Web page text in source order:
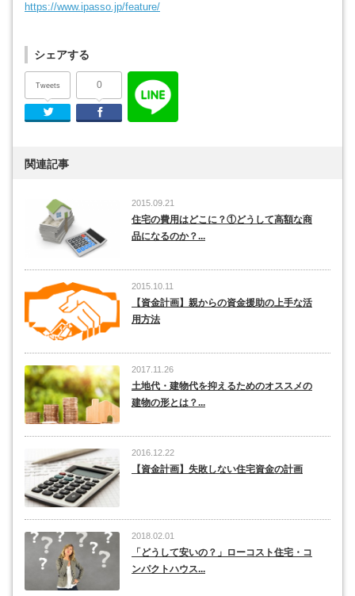
https://www.ipasso.jp/feature/
シェアする
Tweets
Twitter
0
Facebook
関連記事
2015.09.21
住宅の費用はどこに？①どうして高額な商
品になるのか？...
2015.10.11
【資金計画】親からの資金援助の上手な活
用方法
2017.11.26
土地代・建物代を抑えるためのオススメの
建物の形とは？...
2016.12.22
【資金計画】失敗しない住宅資金の計画
2018.02.01
「どうして安いの？」ローコスト住宅・コ
ンパクトハウス...